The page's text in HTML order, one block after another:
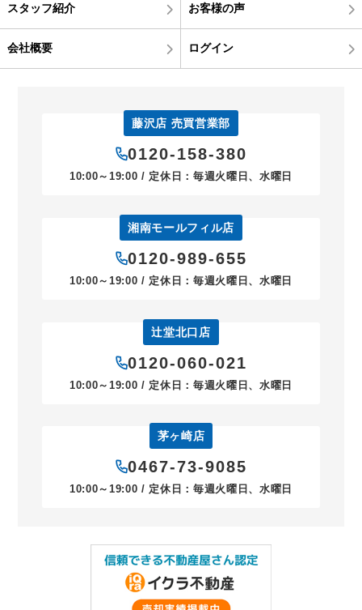
スタッフ紹介 お客様の声
会社概要 ログイン
藤沢店 売買営業部
0120-158-380
10:00～19:00 / 定休日：毎週火曜日、水曜日
湘南モールフィル店
0120-989-655
10:00～19:00 / 定休日：毎週火曜日、水曜日
辻堂北口店
0120-060-021
10:00～19:00 / 定休日：毎週火曜日、水曜日
茅ヶ崎店
0467-73-9085
10:00～19:00 / 定休日：毎週火曜日、水曜日